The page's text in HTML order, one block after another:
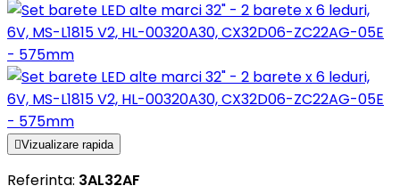
Vizualizare rapida
Referinta: 3AL32AF